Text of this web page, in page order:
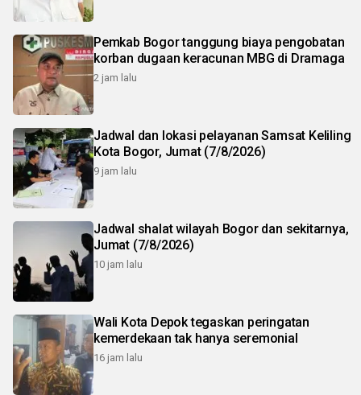
Pemkab Bogor tanggung biaya pengobatan
korban dugaan keracunan MBG di Dramaga
2 jam lalu
Jadwal dan lokasi pelayanan Samsat Keliling
Kota Bogor, Jumat (7/8/2026)
9 jam lalu
Jadwal shalat wilayah Bogor dan sekitarnya,
Jumat (7/8/2026)
10 jam lalu
Wali Kota Depok tegaskan peringatan
kemerdekaan tak hanya seremonial
16 jam lalu